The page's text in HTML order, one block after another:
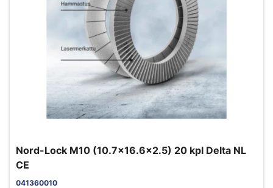
Nord-Lock M10 (10.7x16.6x2.5) 20 kpl Delta NL
CE
041360010